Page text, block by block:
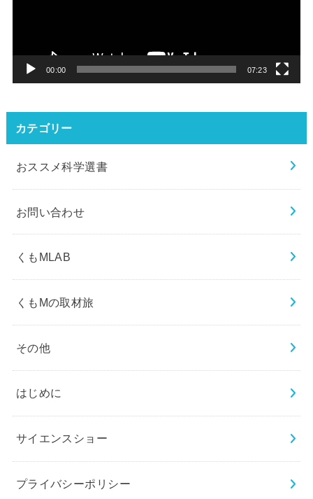
00:00 07:23
カテゴリー
おススメ科学選書
お問い合わせ
くもMLAB
くもMの取材旅
その他
はじめに
サイエンスショー
プライバシーポリシー